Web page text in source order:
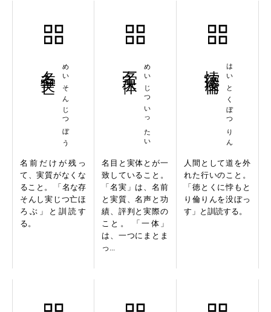
めいそんじつぼう
名前だけが残っ
て、実質がなくな
ること。 「名な存
そんし実じつ亡ほ
ろぶ」と訓読す
る。
めいじついったい
名目と実体とが一
致していること。
「名実」は、名前
と実質、名声と功
績、評判と実際の
こと。 「一体」
は、一つにまとま
っ...
はいとくぼつりん
人間として道を外
れた行いのこと。
「徳とくに悖もと
り倫りんを没ぼっ
す」と訓読する。